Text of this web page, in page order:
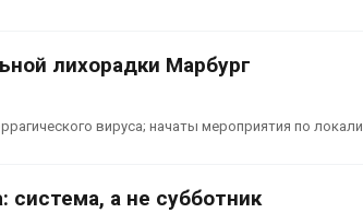
лихорадки Марбург
вируса; начаты мероприятия по
система, а не субботник